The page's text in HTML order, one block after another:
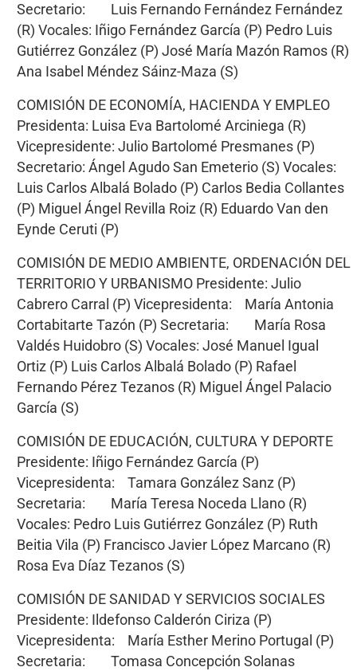
Secretario: Luis Fernando Fernández Fernández
(R) Vocales: Iñigo Fernández García (P) Pedro Luis
Gutiérrez González (P) José María Mazón Ramos (R)
Ana Isabel Méndez Sáinz-Maza (S)
COMISIÓN DE ECONOMÍA, HACIENDA Y EMPLEO
Presidenta: Luisa Eva Bartolomé Arciniega (R)
Vicepresidente: Julio Bartolomé Presmanes (P)
Secretario: Ángel Agudo San Emeterio (S) Vocales:
Luis Carlos Albalá Bolado (P) Carlos Bedia Collantes
(P) Miguel Ángel Revilla Roiz (R) Eduardo Van den
Eynde Ceruti (P)
COMISIÓN DE MEDIO AMBIENTE, ORDENACIÓN DEL
TERRITORIO Y URBANISMO Presidente: Julio
Cabrero Carral (P) Vicepresidenta: María Antonia
Cortabitarte Tazón (P) Secretaria: María Rosa
Valdés Huidobro (S) Vocales: José Manuel Igual
Ortiz (P) Luis Carlos Albalá Bolado (P) Rafael
Fernando Pérez Tezanos (R) Miguel Ángel Palacio
García (S)
COMISIÓN DE EDUCACIÓN, CULTURA Y DEPORTE
Presidente: Iñigo Fernández García (P)
Vicepresidenta: Tamara González Sanz (P)
Secretaria: María Teresa Noceda Llano (R)
Vocales: Pedro Luis Gutiérrez González (P) Ruth
Beitia Vila (P) Francisco Javier López Marcano (R)
Rosa Eva Díaz Tezanos (S)
COMISIÓN DE SANIDAD Y SERVICIOS SOCIALES
Presidente: Ildefonso Calderón Ciriza (P)
Vicepresidenta: María Esther Merino Portugal (P)
Secretaria: Tomasa Concepción Solanas